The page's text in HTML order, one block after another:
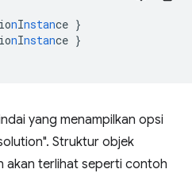
ionInstance }
ionInstance }
yang menampilkan opsi
Struktur objek
akan terlihat seperti contoh